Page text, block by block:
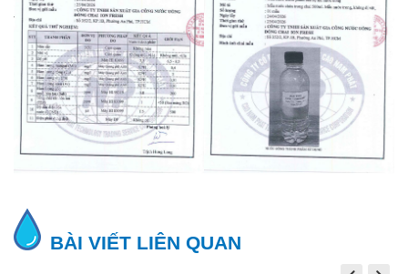
BÀI VIẾT LIÊN QUAN